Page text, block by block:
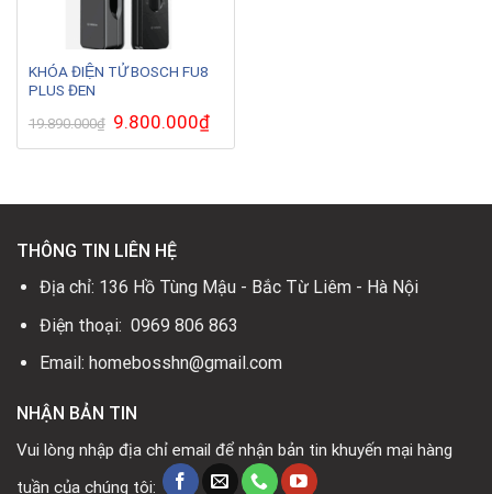
KHÓA ĐIỆN TỬ BOSCH FU8
PLUS ĐEN
19.890.000₫ Giá
gốc
là:
9.800.000₫Giá
hiện
tại
THÔNG TIN LIÊN HỆ
Địa chỉ: 136 Hồ Tùng Mậu - Bắc Từ Liêm - Hà Nội
Điện thoại: 0969 806 863
Email: homebosshn@gmail.com
NHẬN BẢN TIN
Vui lòng nhập địa chỉ email để nhận bản tin khuyến mại hàng
tuần của chúng tôi: